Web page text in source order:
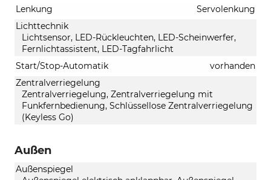
Lenkung
Servolenkung
Lichttechnik
Lichtsensor, LED-Rückleuchten, LED-Scheinwerfer,
Fernlichtassistent, LED-Tagfahrlicht
Start/Stop-Automatik
vorhanden
Zentralverriegelung
Zentralverriegelung, Zentralverriegelung mit
Funkfernbedienung, Schlüssellose Zentralverriegelung
(Keyless Go)
Außen
Außenspiegel